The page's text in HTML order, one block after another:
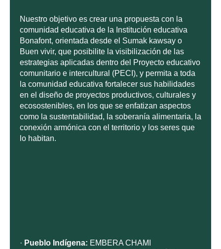
Nuestro objetivo es crear una propuesta con la
comunidad educativa de la Institución educativa
Bonafont, orientada desde el Sumak kawsay o
Buen vivir, que posibilite la visibilización de las
estrategias aplicadas dentro del Proyecto educativo
comunitario e intercultural (PECI), y permita a toda
la comunidad educativa fortalecer sus habilidades
en el diseño de proyectos productivos, culturales y
ecosostenibles, en los que se enfatizan aspectos
como la sustentabilidad, la soberanía alimentaria, la
conexión armónica con el territorio y los seres que
lo habitan.
· Pueblo Indígena: EMBERA CHAMI